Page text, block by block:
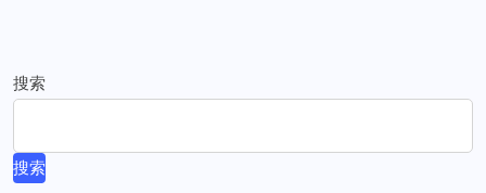
搜索
搜索